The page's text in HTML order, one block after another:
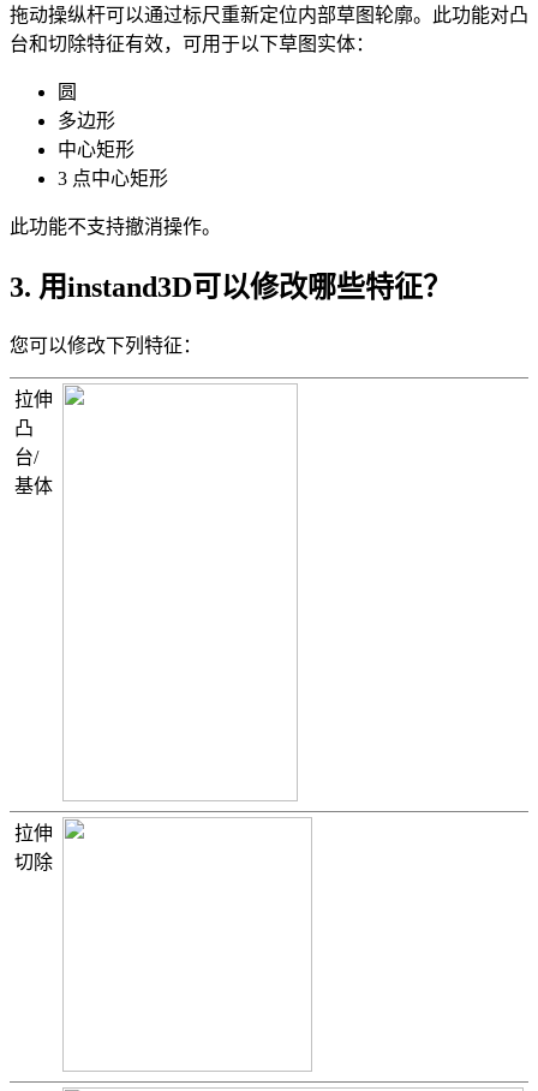
拖动操纵杆可以通过标尺重新定位内部草图轮廓。此功能对凸
台和切除特征有效，可用于以下草图实体：
圆
多边形
中心矩形
3 点中心矩形
此功能不支持撤消操作。
3. 用instand3D可以修改哪些特征？
您可以修改下列特征：
拉伸
凸
台/
基体
拉伸
切除